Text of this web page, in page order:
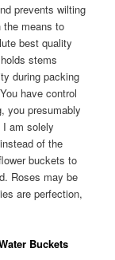
prevents wilting
the means to
best quality
stems
during packing
have control
you presumably
I am solely
of the
buckets to
Roses may be
are perfection,
Buckets